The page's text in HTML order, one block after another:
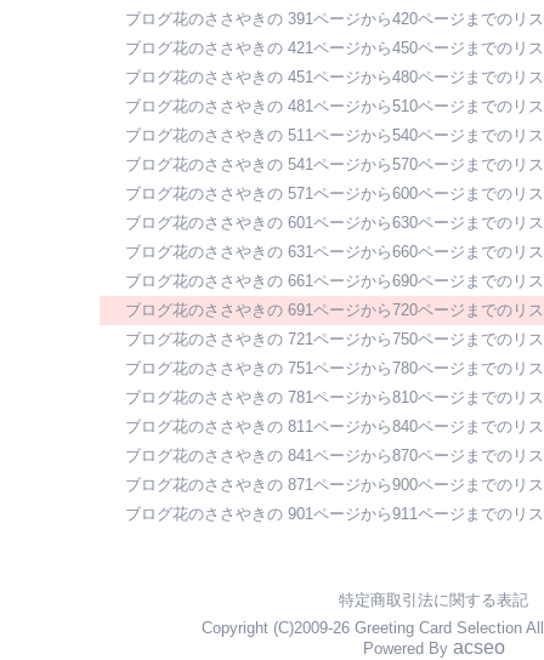
ブログ花のささやきの 391ページから420ページまでのリ
ブログ花のささやきの 421ページから450ページまでのリ
ブログ花のささやきの 451ページから480ページまでのリ
ブログ花のささやきの 481ページから510ページまでのリ
ブログ花のささやきの 511ページから540ページまでのリ
ブログ花のささやきの 541ページから570ページまでのリ
ブログ花のささやきの 571ページから600ページまでのリ
ブログ花のささやきの 601ページから630ページまでのリ
ブログ花のささやきの 631ページから660ページまでのリ
ブログ花のささやきの 661ページから690ページまでのリ
ブログ花のささやきの 691ページから720ページまでのリ
ブログ花のささやきの 721ページから750ページまでのリ
ブログ花のささやきの 751ページから780ページまでのリ
ブログ花のささやきの 781ページから810ページまでのリ
ブログ花のささやきの 811ページから840ページまでのリ
ブログ花のささやきの 841ページから870ページまでのリ
ブログ花のささやきの 871ページから900ページまでのリ
ブログ花のささやきの 901ページから911ページまでのリ
特定商取引法に関する表記
Copyright (C)2009-26 Greeting Card Selection
Powered By acseo